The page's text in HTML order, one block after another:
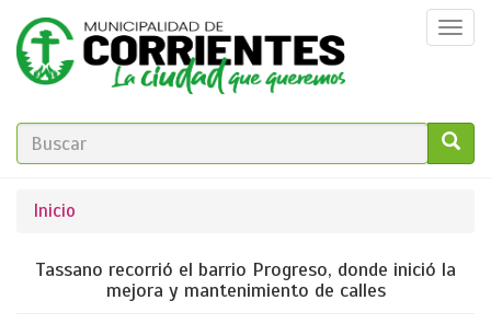
Pasar
contenido
principal
FORMULARIO
BÚSQUEDA
Se
encuentra
usted
Inicio
Tassano recorrió el barrio Progreso, donde inició la
mejora y mantenimiento de calles